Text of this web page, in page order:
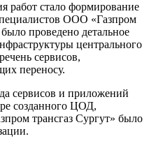
работ стало формирование
ООО «Газпром
проведено детальное
центрального
сервисов,
переносу.
сервисов и приложений
созданного ЦОД,
трансгаз Сургут» было